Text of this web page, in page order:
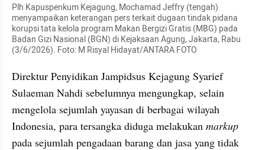
Plh Kapuspenkum Kejagung, Mochamad Jeffry (tengah)
menyampaikan keterangan pers terkait dugaan tindak pidana
korupsi tata kelola program Makan Bergizi Gratis (MBG) pada
Badan Gizi Nasional (BGN) di Kejaksaan Agung, Jakarta, Rabu
(3/6/2026). Foto: M Risyal Hidayat/ANTARA FOTO
Direktur Penyidikan Jampidsus Kejagung Syarief
Sulaeman Nahdi sebelumnya mengungkap, selain
mengelola sejumlah yayasan di berbagai wilayah
Indonesia, para tersangka diduga melakukan markup
pada sejumlah pengadaan barang dan jasa yang tidak